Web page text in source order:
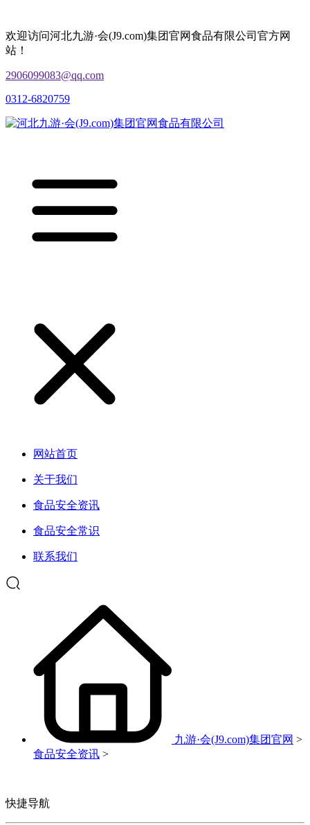
欢迎访问河北九游·会(J9.com)集团官网食品有限公司官方网
站！
2906099083@qq.com
0312-6820759
网站首页
关于我们
食品安全资讯
食品安全常识
联系我们
九游·会(J9.com)集团官网 >
食品安全资讯 >
快捷导航